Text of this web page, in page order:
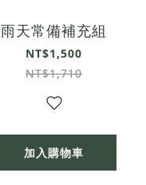
雨天常備補充組
NT$1,500
NT$1,710
加入購物車